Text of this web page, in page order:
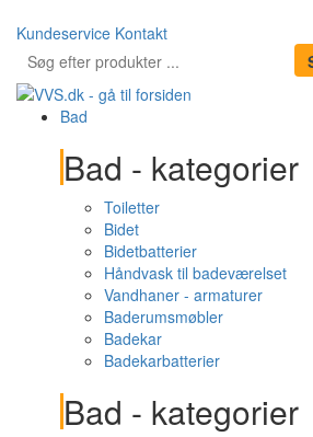
Kundeservice Kontakt
Bad
Bad - kategorier
Toiletter
Bidet
Bidetbatterier
Håndvask til badeværelset
Vandhaner - armaturer
Baderumsmøbler
Badekar
Badekarbatterier
Bad - kategorier